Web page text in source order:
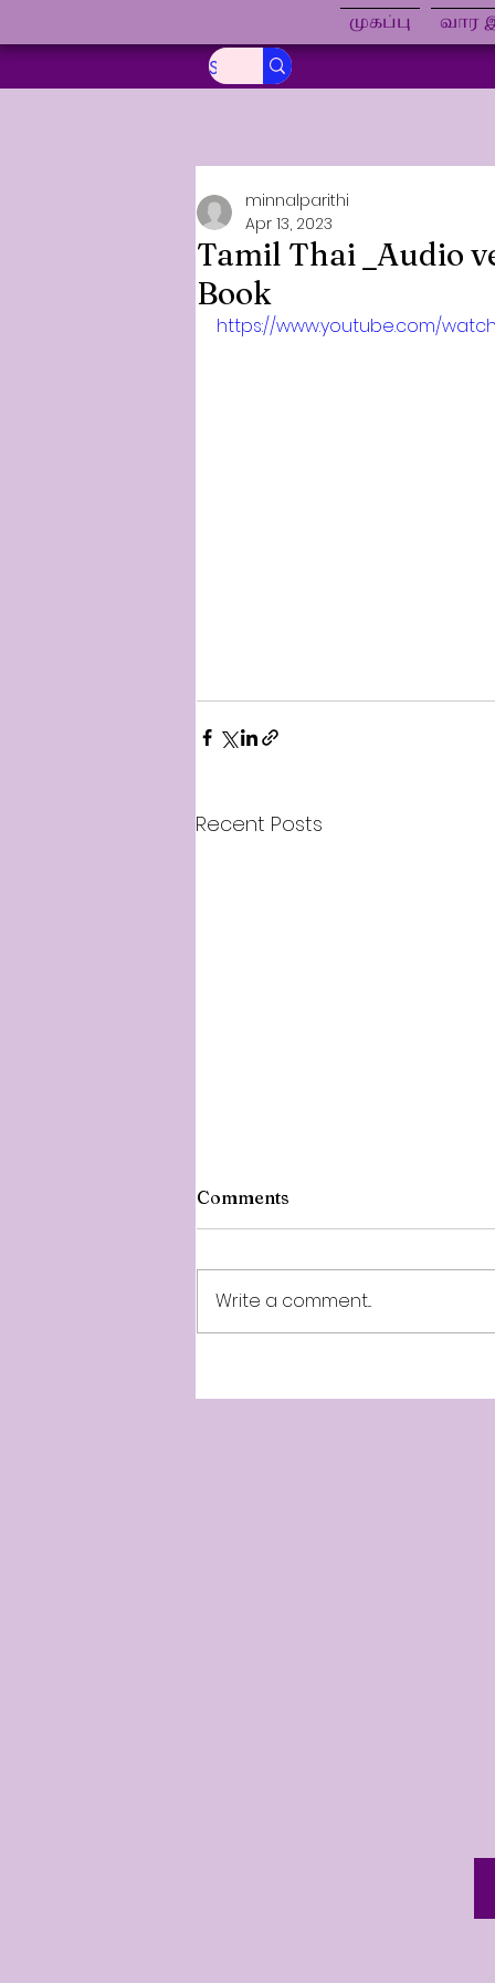
முகப்பு வார
Tamil Thai _Audio
Book
minnalparithi
Apr 13, 2023
https://www.youtube.com/
Recent Posts
Comments
Write a comment...